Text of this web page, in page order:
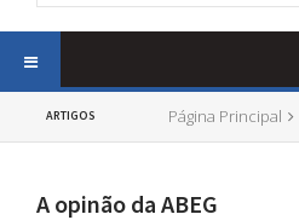
ARTIGOS Página Principal
A opinão da ABEG